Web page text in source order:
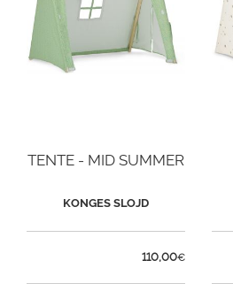
TENTE - MID SUMMER
KONGES SLOJD
110,00€